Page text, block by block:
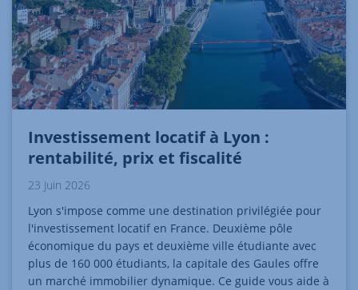
Investissement locatif à Lyon :
rentabilité, prix et fiscalité
23 Juin 2026
Lyon s'impose comme une destination privilégiée pour
l'investissement locatif en France. Deuxième pôle
économique du pays et deuxième ville étudiante avec
plus de 160 000 étudiants, la capitale des Gaules offre
un marché immobilier dynamique. Ce guide vous aide à